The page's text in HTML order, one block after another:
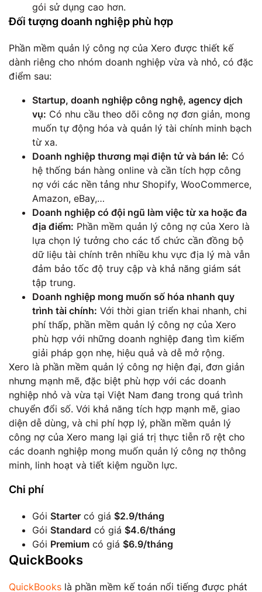
gói sử dụng cao hơn.
Đối tượng doanh nghiệp phù hợp
Phần mềm quản lý công nợ của Xero được thiết kế
dành riêng cho nhóm doanh nghiệp vừa và nhỏ, có đặc
điểm sau:
Startup, doanh nghiệp công nghệ, agency dịch
vụ: Có nhu cầu theo dõi công nợ đơn giản, mong
muốn tự động hóa và quản lý tài chính minh bạch
từ xa.
Doanh nghiệp thương mại điện tử và bán lẻ: Có
hệ thống bán hàng online và cần tích hợp công
nợ với các nền tảng như Shopify, WooCommerce,
Amazon, eBay,…
Doanh nghiệp có đội ngũ làm việc từ xa hoặc đa
địa điểm: Phần mềm quản lý công nợ của Xero là
lựa chọn lý tưởng cho các tổ chức cần đồng bộ
dữ liệu tài chính trên nhiều khu vực địa lý mà vẫn
đảm bảo tốc độ truy cập và khả năng giám sát
tập trung.
Doanh nghiệp mong muốn số hóa nhanh quy
trình tài chính: Với thời gian triển khai nhanh, chi
phí thấp, phần mềm quản lý công nợ của Xero
phù hợp với những doanh nghiệp đang tìm kiếm
giải pháp gọn nhẹ, hiệu quả và dễ mở rộng.
Xero là phần mềm quản lý công nợ hiện đại, đơn giản
nhưng mạnh mẽ, đặc biệt phù hợp với các doanh
nghiệp nhỏ và vừa tại Việt Nam đang trong quá trình
chuyển đổi số. Với khả năng tích hợp mạnh mẽ, giao
diện dễ dùng, và chi phí hợp lý, phần mềm quản lý
công nợ của Xero mang lại giá trị thực tiễn rõ rệt cho
các doanh nghiệp mong muốn quản lý công nợ thông
minh, linh hoạt và tiết kiệm nguồn lực.
Chi phí
Gói Starter có giá $2.9/tháng
Gói Standard có giá $4.6/tháng
Gói Premium có giá $6.9/tháng
QuickBooks
QuickBooks là phần mềm kế toán nổi tiếng được phát